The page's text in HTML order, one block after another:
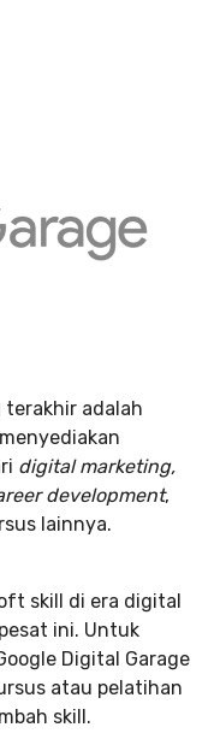
terakhir adalah
digital marketing,
development,
lainnya.
skill di era digital
ini. Untuk
Digital Garage
atau pelatihan
skill.